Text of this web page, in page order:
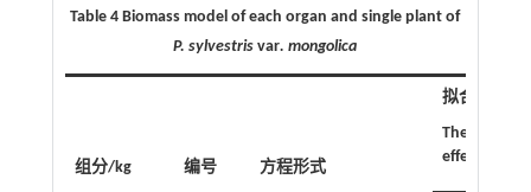
Table 4 Biomass model of each organ and single plant of
P. sylvestris var. mongolica
组分/kg
编号
方程形式
拟合效果
The fitting
effect